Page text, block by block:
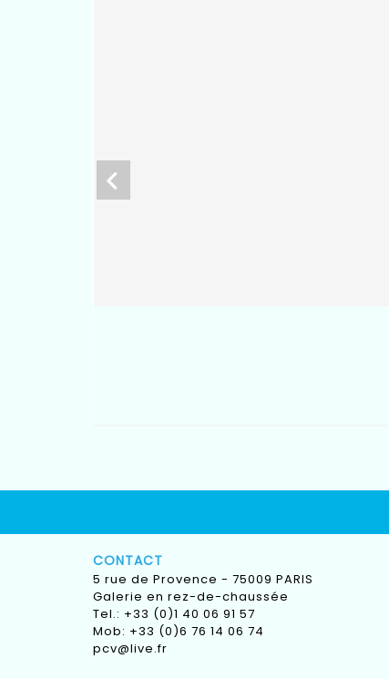
CONTACT
5 rue de Provence - 75009 PARIS
Galerie en rez-de-chaussée
Tel.: +33 (0)1 40 06 91 57
Mob: +33 (0)6 76 14 06 74
pcv@live.fr